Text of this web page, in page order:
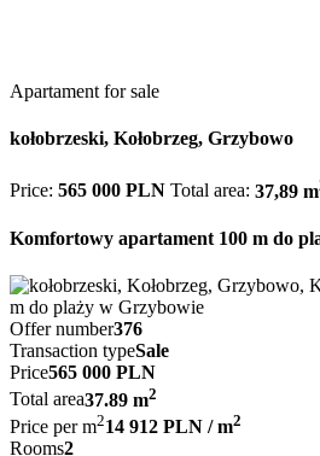
Apartament for sale
kołobrzeski, Kołobrzeg, Grzybowo
Price: 565 000 PLN Total area: 37,89 m
Komfortowy apartament 100 m do
Offer number376
Transaction typeSale
Price565 000 PLN
Total area37.89 m2
Price per m214 912 PLN / m2
Rooms2